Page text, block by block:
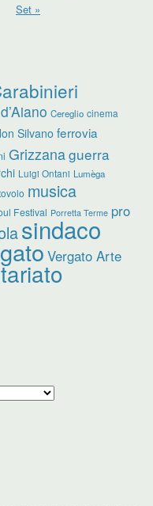
Set »
Cereglio cinema
Silvano ferrovia
Grizzanaguerra
Luigi Ontani Lumèga
musica
Festival Porretta Terme pro
sindaco
Vergato Arte